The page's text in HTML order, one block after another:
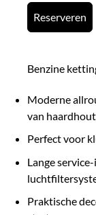
Reserveren
Benzine
Moderne
van haardhout
Perfect voor
Lange
Praktische